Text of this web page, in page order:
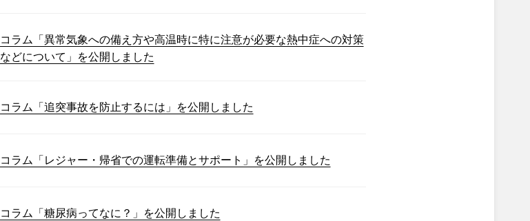
コラム「異常気象への備え方や高温時に特に注意が必要な熱中症への対策
などについて」を公開しました
コラム「追突事故を防止するには」を公開しました
コラム「レジャー・帰省での運転準備とサポート」を公開しました
コラム「糖尿病ってなに？」を公開しました